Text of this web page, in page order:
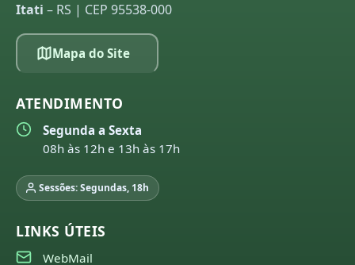
Itati – RS | CEP 95538-000
Mapa do Site
ATENDIMENTO
Segunda a Sexta
08h às 12h e 13h às 17h
Sessões: Segundas, 18h
LINKS ÚTEIS
WebMail